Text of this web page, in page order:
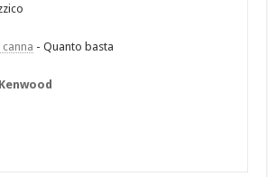
- Quanto basta